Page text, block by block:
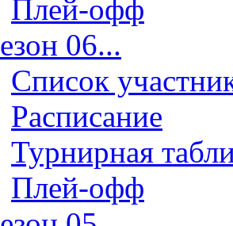
Плей-офф
06...
Список
Расписание
Турнирная
Плей-офф